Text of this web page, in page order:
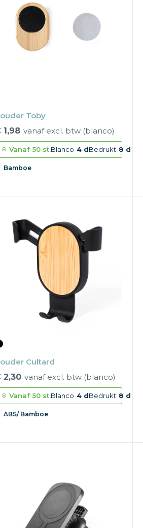
Toby
1,98 vanaf excl. btw (blanco)
Vanaf 50 st.Blanco 4 dBedrukt 8 d
Bamboe
Cultard
2,30 vanaf excl. btw (blanco)
Vanaf 50 st.Blanco 4 dBedrukt 8 d
ABS/ Bamboe